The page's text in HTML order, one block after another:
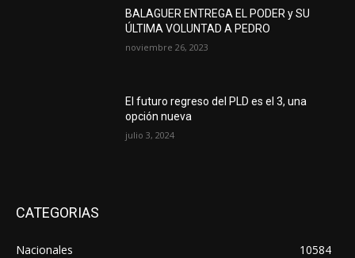
BALAGUER ENTREGA EL PODER y SU
ÚLTIMA VOLUNTAD A PEDRO
noviembre 26, 2023
El futuro regreso del PLD es el 3, una
opción nueva
julio 3, 2024
CATEGORIAS
Nacionales
10584